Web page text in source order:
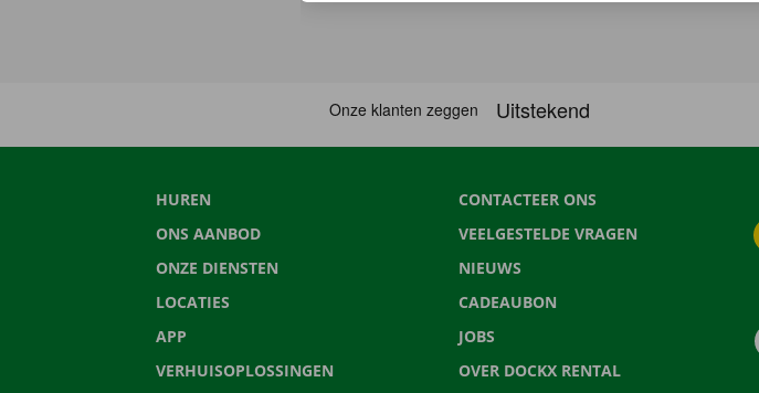
HUREN
ONS AANBOD
ONZE DIENSTEN
LOCATIES
APP
VERHUISOPLOSSINGEN
CONTACTEER ONS
VEELGESTELDE VRAGEN
NIEUWS
CADEAUBON
JOBS
OVER DOCKX RENTAL